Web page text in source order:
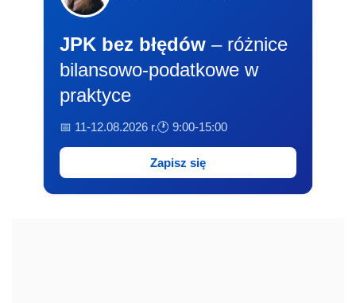
JPK bez błędów – różnice
bilansowo-podatkowe w
praktyce
📅 11-12.08.2026 r.🕐 9:00-15:00
Zapisz się